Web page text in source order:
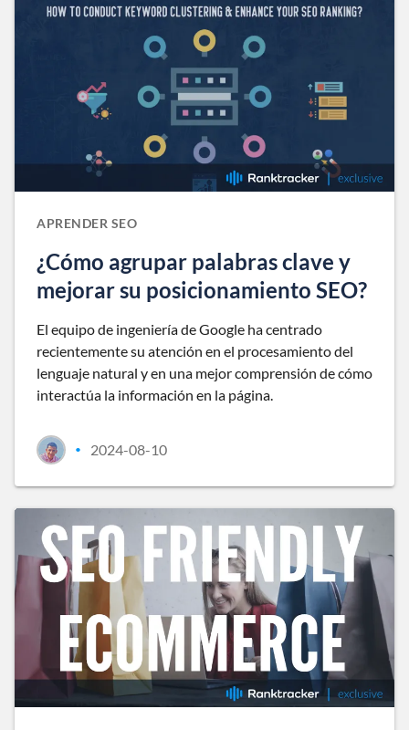
APRENDER SEO
¿Cómo agrupar palabras clave y
mejorar su posicionamiento SEO?
El equipo de ingeniería de Google ha centrado
recientemente su atención en el procesamiento del
lenguaje natural y en una mejor comprensión de cómo
interactúa la información en la página.
• 2024-08-10